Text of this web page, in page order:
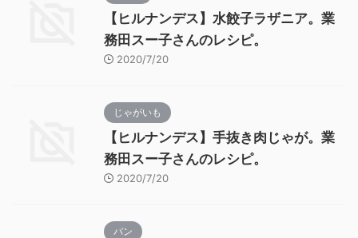
【ヒルナンデス】水餃子ラザニア。業
務田スー子さんのレシピ。
2020/7/20
じゃがいも
【ヒルナンデス】手抜き肉じゃが。業
務田スー子さんのレシピ。
2020/7/20
パン